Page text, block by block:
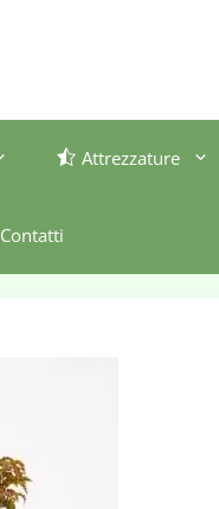
Attrezzature
Contatti